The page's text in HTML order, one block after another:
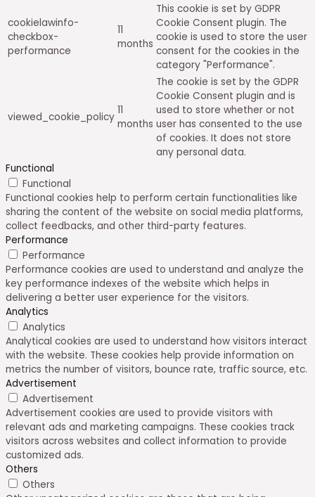
cookielawinfo-
checkbox-
performance
11
months
This cookie is set by GDPR
Cookie Consent plugin. The
cookie is used to store the user
consent for the cookies in the
category "Performance".
viewed_cookie_policy
11
months
The cookie is set by the GDPR
Cookie Consent plugin and is
used to store whether or not
user has consented to the use
of cookies. It does not store
any personal data.
Functional
Functional
Functional cookies help to perform certain functionalities like
sharing the content of the website on social media platforms,
collect feedbacks, and other third-party features.
Performance
Performance
Performance cookies are used to understand and analyze the
key performance indexes of the website which helps in
delivering a better user experience for the visitors.
Analytics
Analytics
Analytical cookies are used to understand how visitors interact
with the website. These cookies help provide information on
metrics the number of visitors, bounce rate, traffic source, etc.
Advertisement
Advertisement
Advertisement cookies are used to provide visitors with
relevant ads and marketing campaigns. These cookies track
visitors across websites and collect information to provide
customized ads.
Others
Others